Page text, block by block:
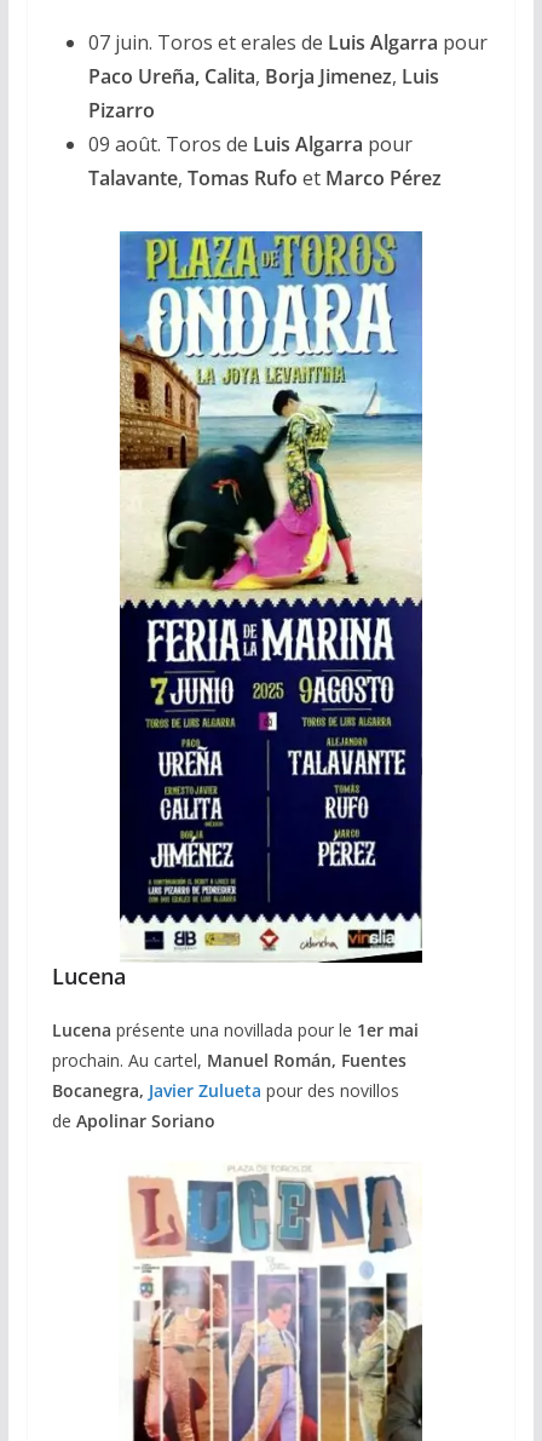
07 juin. Toros et erales de Luis Algarra pour
Paco Ureña, Calita, Borja Jimenez, Luis
Pizarro
09 août. Toros de Luis Algarra pour
Talavante, Tomas Rufo et Marco Pérez
Lucena
Lucena présente una novillada pour le 1er mai
prochain. Au cartel, Manuel Román, Fuentes
Bocanegra, Javier Zulueta pour des novillos
de Apolinar Soriano